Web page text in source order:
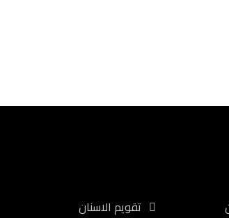
تقويم الاسنان